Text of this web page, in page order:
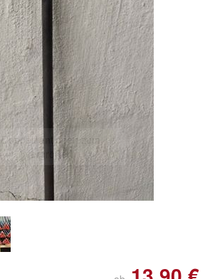
Doppelt antippen zum
vergrößern